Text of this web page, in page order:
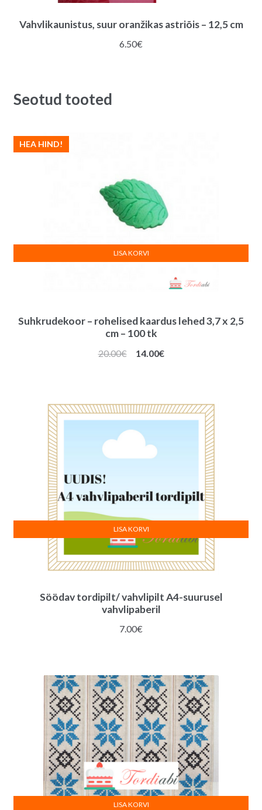
Vahvlikaunistus, suur oranžikas astriõis – 12,5 cm
6.50€
Seotud tooted
Suhkrudekoor – rohelised kaardus lehed 3,7 x 2,5
cm – 100 tk
HEA HIND!
20.00€
Algne
14.00€Praegune
LISA KORVI
Söödav tordipilt/ vahvlipilt A4-suurusel
vahvlipaberil
7.00€
LISA KORVI
LISA KORVI